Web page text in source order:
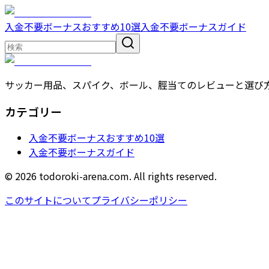
入金不要ボーナスおすすめ10選入金不要ボーナスガイド
サッカー用品、スパイク、ボール、脛当てのレビューと選び
カテゴリー
入金不要ボーナスおすすめ10選
入金不要ボーナスガイド
© 2026 todoroki-arena.com. All rights reserved.
このサイトについてプライバシーポリシー